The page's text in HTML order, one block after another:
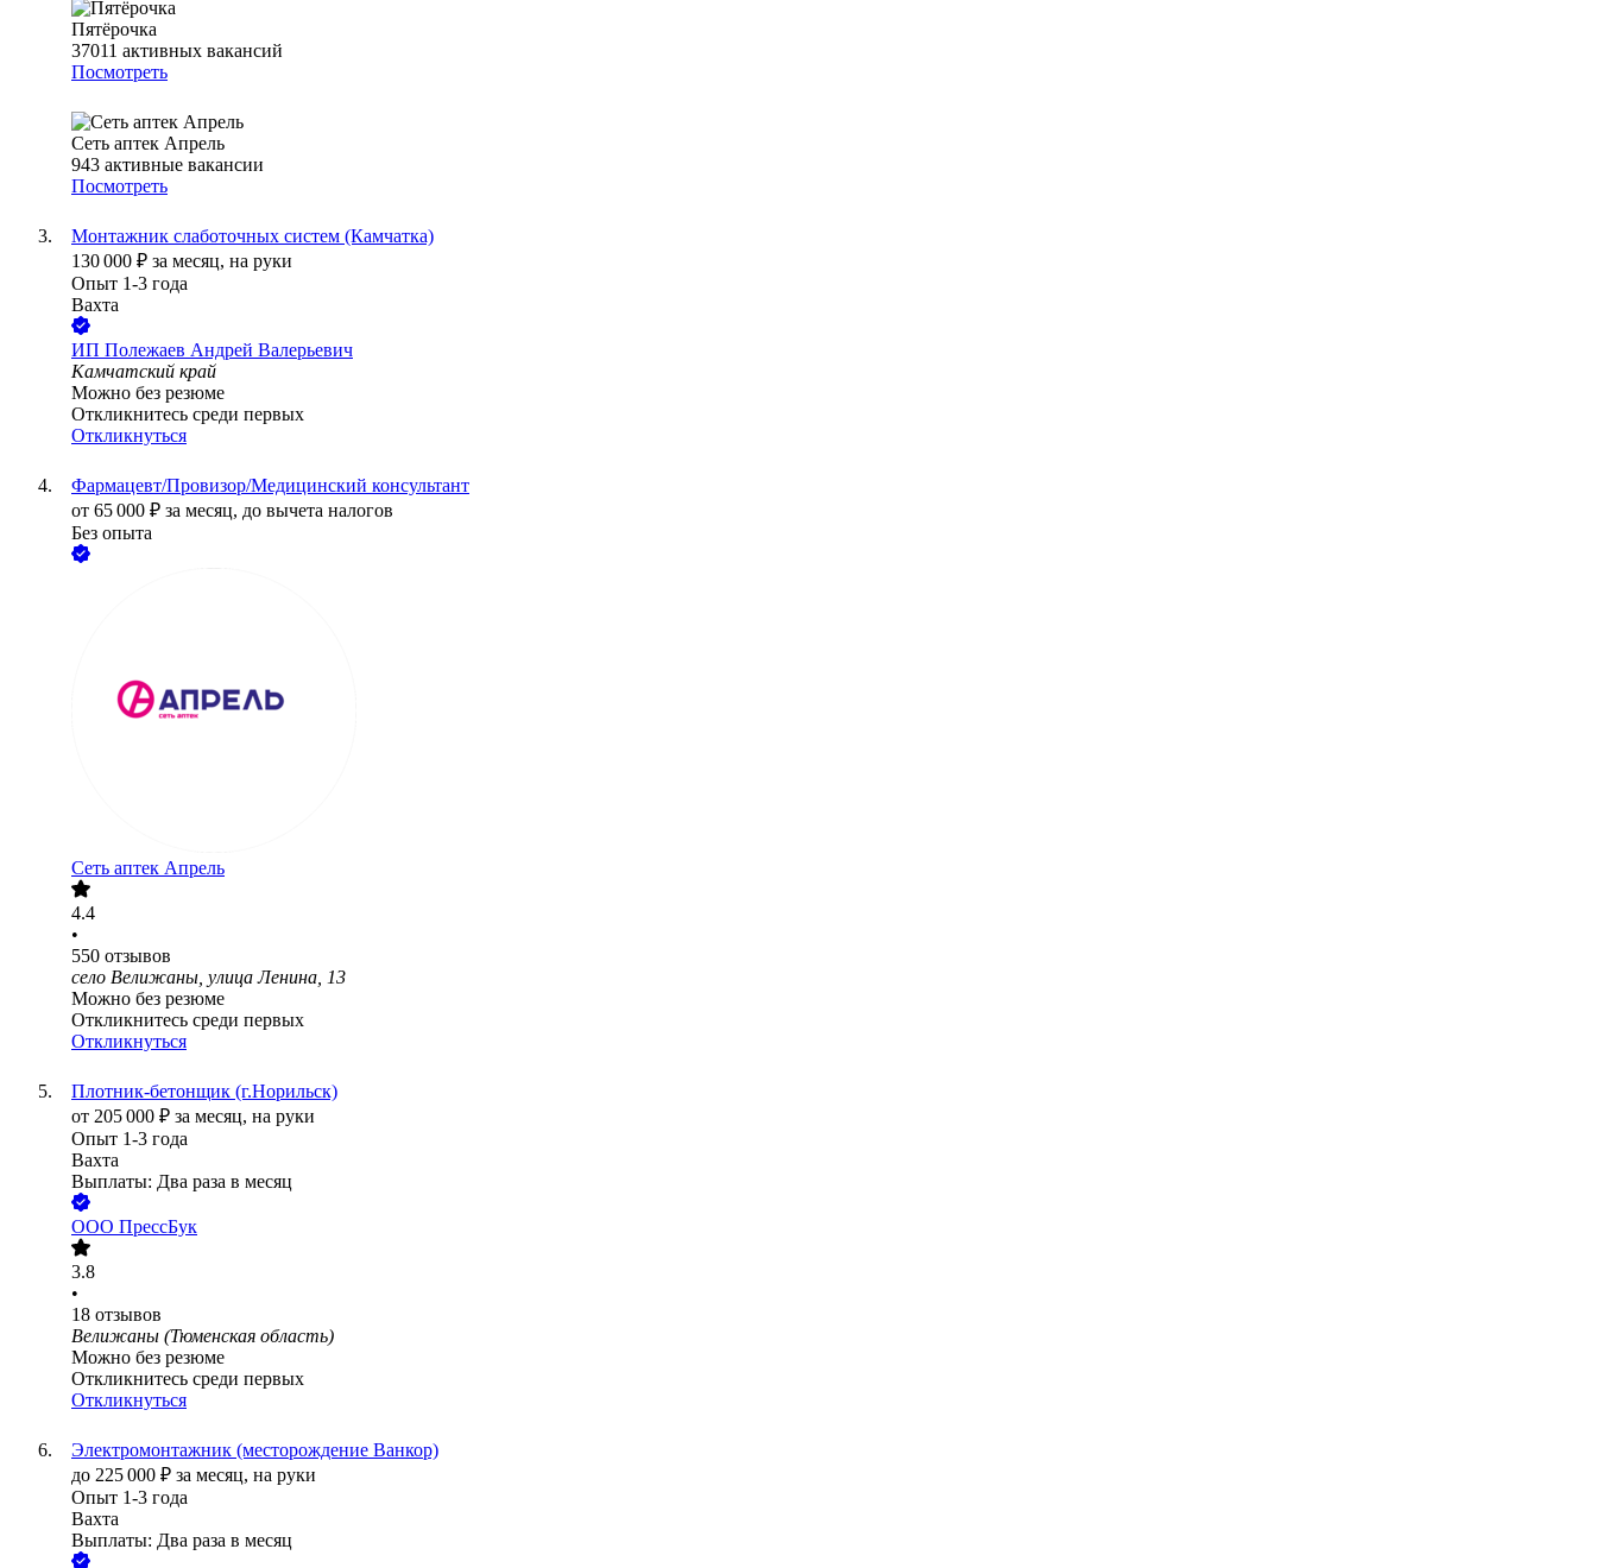
Пятёрочка
37011 активных вакансий
Посмотреть
Сеть аптек Апрель
943 активные вакансии
Посмотреть
Монтажник слаботочных систем (Камчатка)
130 000 ₽ за месяц, на руки
Опыт 1-3 года
Вахта
ИП Полежаев Андрей Валерьевич
Камчатский край
Можно без резюме
Откликнитесь среди первых
Откликнуться
Фармацевт/Провизор/Медицинский консультант
от 65 000 ₽ за месяц, до вычета налогов
Без опыта
Сеть аптек Апрель
4.4
•
550 отзывов
село Велижаны, улица Ленина, 13
Можно без резюме
Откликнитесь среди первых
Откликнуться
Плотник-бетонщик (г.Норильск)
от 205 000 ₽ за месяц, на руки
Опыт 1-3 года
Вахта
Выплаты: Два раза в месяц
ООО ПрессБук
3.8
•
18 отзывов
Велижаны (Тюменская область)
Можно без резюме
Откликнитесь среди первых
Откликнуться
Электромонтажник (месторождение Ванкор)
до 225 000 ₽ за месяц, на руки
Опыт 1-3 года
Вахта
Выплаты: Два раза в месяц